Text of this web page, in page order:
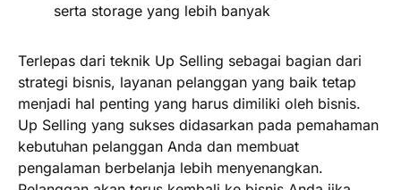
serta storage yang lebih banyak
Terlepas dari teknik Up Selling sebagai bagian dari
strategi bisnis, layanan pelanggan yang baik tetap
menjadi hal penting yang harus dimiliki oleh bisnis.
Up Selling yang sukses didasarkan pada pemahaman
kebutuhan pelanggan Anda dan membuat
pengalaman berbelanja lebih menyenangkan.